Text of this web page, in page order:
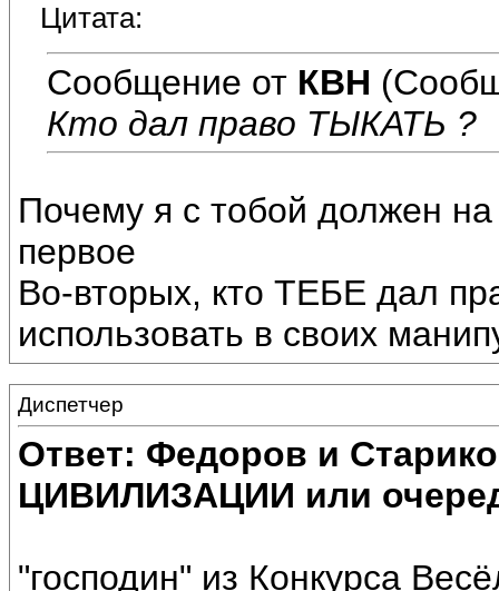
Цитата:
Сообщение от КВН
Кто дал право ТЫКАТЬ ?
Почему я с тобой должен
первое
Во-вторых, кто ТЕБЕ дал
использовать в своих
Диспетчер
Ответ: Федоров и
ЦИВИЛИЗАЦИИ или
"господин" из Конкурса